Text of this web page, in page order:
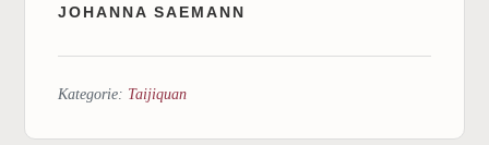
JOHANNA SAEMANN
Kategorie: Taijiquan